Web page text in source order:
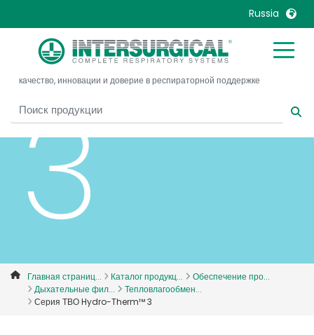
Russia
United Kingdom
United States
Denmark
Deutschland
Italia
Russia
качество, инновации и доверие в респираторной поддержке
3
Главная страниц... Каталог продукц...
Обеспечение про...
Дыхательные фил...
Тепловлагообмен...
Серия ТВО Hydro-Therm™ 3